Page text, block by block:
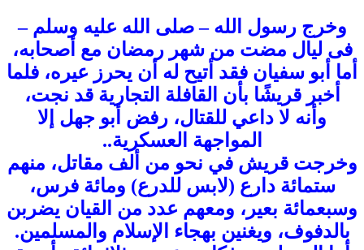
وخرج رسول الله – صلى الله عليه وسلم –
فى ليال مضت من شهر رمضان مع أصحابه،
أما أبو سفيان فقد أتيح له أن يحرز عيره، فلما
أخبر قريشًا بأن القافلة التجارية قد نجت،
وأنه لا داعي للقتال، رفض أبو جهل إلا
المواجهة العسكرية..
وخرجت قريش في نحو من ألف مقاتل، منهم
ستمائة دارع (لابس للدرع) ومائة فرس،
وسبعمائة بعير، ومعهم عدد من القيان يضربن
بالدفوف، ويغنين بهجاء الإسلام والمسلمين.